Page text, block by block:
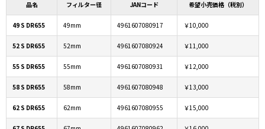
品名 フィルター径 JANコード 希望小売価格（税別）
49 S DR655 49mm 4961607080917 ￥10,000
52 S DR655 52mm 4961607080924 ￥11,000
55 S DR655 55mm 4961607080931 ￥12,000
58 S DR655 58mm 4961607080948 ￥13,000
62 S DR655 62mm 4961607080955 ￥15,000